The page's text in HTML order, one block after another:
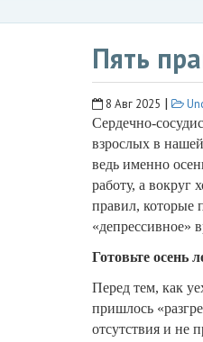
Пять
8 Авг 2025 |
Сердечно-
взрослых в
ведь именно
работу, а вокруг
правил, которые
«депрессивное»
Готовьтеосень
Перед тем, как
пришлось
отсутствия и не